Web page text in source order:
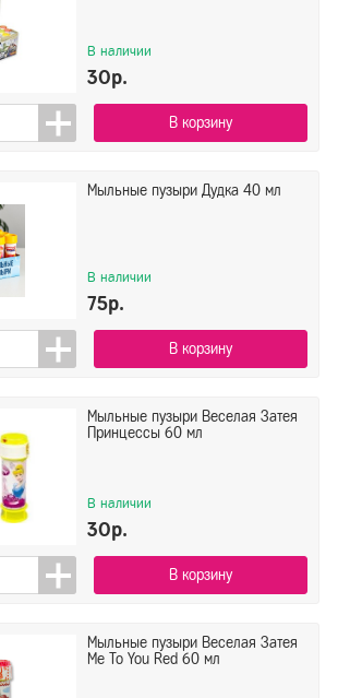
В наличии
30р.
В корзину
Мыльные пузыри Дудка 40 мл
В наличии
75р.
В корзину
Мыльные пузыри Веселая Затея
Принцессы 60 мл
В наличии
30р.
В корзину
Мыльные пузыри Веселая Затея
Me To You Red 60 мл